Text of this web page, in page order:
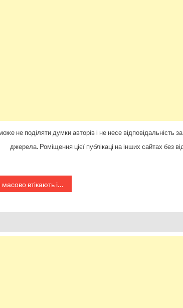
не поділяти думки авторів і не несе відповідальність
джерела. Роміщення цієї публікаці на інших сайтах без
із російського Бєлгорода. На вокзалі “хмара” людей